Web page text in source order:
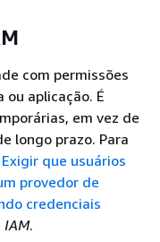
com permissões
ou aplicação. É
em vez de
longo prazo. Para
Exigir que usuários
provedor de
credenciais
IAM.